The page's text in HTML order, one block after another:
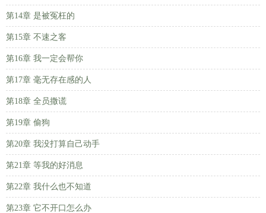
第14章 是被冤枉的
第15章 不速之客
第16章 我一定会帮你
第17章 毫无存在感的人
第18章 全员撒谎
第19章 偷狗
第20章 我没打算自己动手
第21章 等我的好消息
第22章 我什么也不知道
第23章 它不开口怎么办